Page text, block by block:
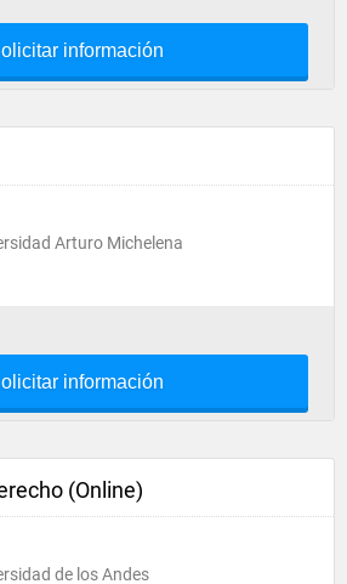
información
Arturo Michelena
información
(Online)
de los Andes